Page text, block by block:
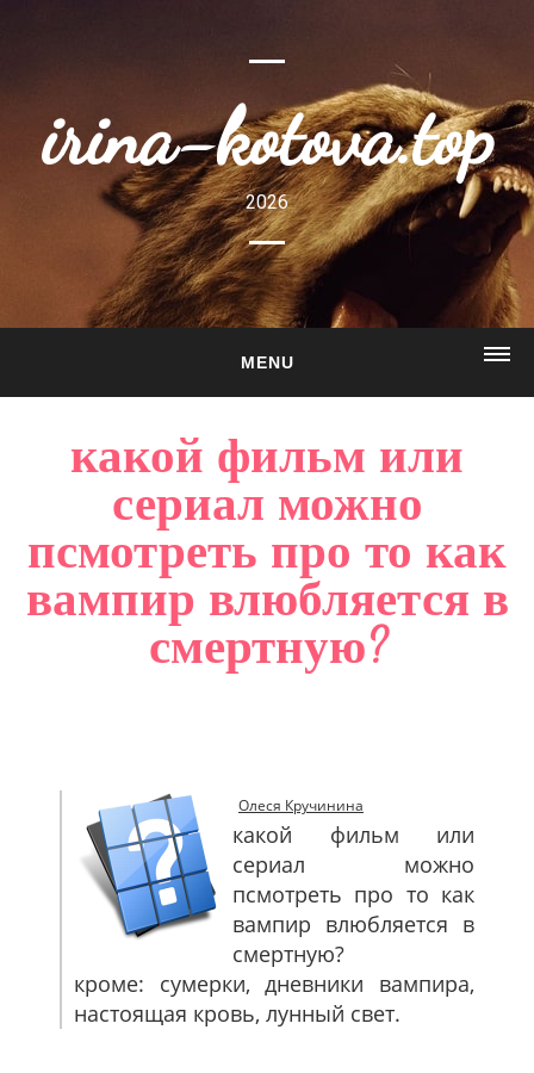
irina-kotova.top
2026
MENU
О САЙТЕ
ГАЛЕРЕЯ
САЙТМАП
КОНТАКТЫ
какой фильм или
сериал можно
псмотреть про то как
вампир влюбляется в
смертную?
Олеся Кручинина
какой фильм или
сериал можно
псмотреть про то как
вампир влюбляется в
смертную?
кроме: сумерки, дневники вампира,
настоящая кровь, лунный свет.